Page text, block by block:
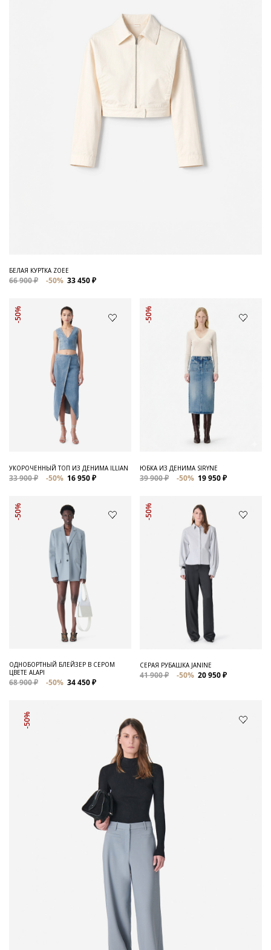
БЕЛАЯ КУРТКА ZOEE
66 900 ₽ -50% 33 450 ₽
-50%
УКОРОЧЕННЫЙ ТОП ИЗ ДЕНИМА ILLIAN
33 900 ₽ -50% 16 950 ₽
-50%
ЮБКА ИЗ ДЕНИМА SIRYNE
39 900 ₽ -50% 19 950 ₽
-50%
ОДНОБОРТНЫЙ БЛЕЙЗЕР В СЕРОМ
ЦВЕТЕ ALAPI
68 900 ₽ -50% 34 450 ₽
-50%
СЕРАЯ РУБАШКА JANINE
41 900 ₽ -50% 20 950 ₽
-50%